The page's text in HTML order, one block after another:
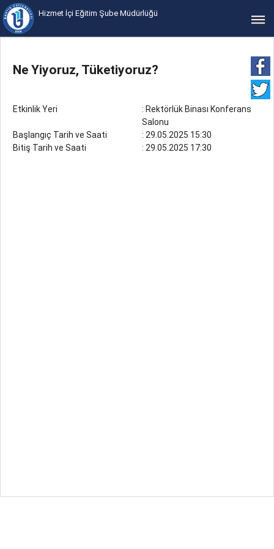
bars
Hizmet İçi Eğitim Şube Müdürlüğü
Ne Yiyoruz, Tüketiyoruz?
Etkinlik Yeri
: Rektörlük Binası Konferans
Salonu
Başlangıç Tarih ve Saati
: 29.05.2025 15:30
Bitiş Tarih ve Saati
: 29.05.2025 17:30